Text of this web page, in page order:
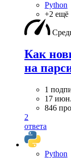
Python
+2 ещё
Как
на
1
17 июн.
846
2
ответа
Python